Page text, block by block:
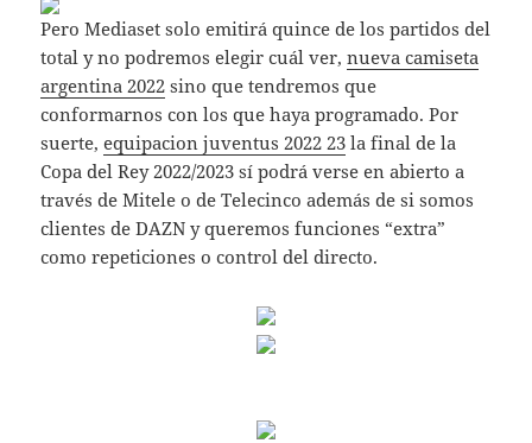
Pero Mediaset solo emitirá quince de los partidos del
total y no podremos elegir cuál ver,nueva camiseta
argentina 2022 sino que tendremos que
conformarnos con los que haya programado. Por
suerte,equipacion juventus 2022 23 la final de la
Copa del Rey 2022/2023 sí podrá verse en abierto a
través de Mitele o de Telecinco además de si somos
clientes de DAZN y queremos funciones “extra”
como repeticiones o control del directo.